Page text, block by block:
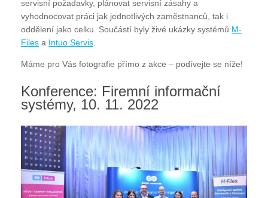
servisní požadavky, plánovat servisní zásahy a
vyhodnocovat práci jak jednotlivých zaměstnanců, tak i
oddělení jako celku. Součástí byly živé ukázky systémů M-
Files a Intuo Servis
Máme pro Vás fotografie přímo z akce – podívejte se níže!
Konference: Firemní informační
systémy, 10. 11. 2022